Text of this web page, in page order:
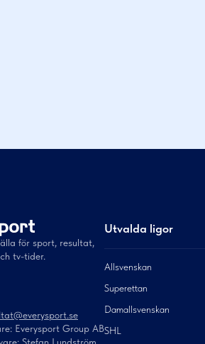
för sport, resultat,
tv-tider.
Everysport Group AB
Stefan Lundström
Utvalda ligor
Allsvenskan
Superettan
Damallsvenskan
SHL